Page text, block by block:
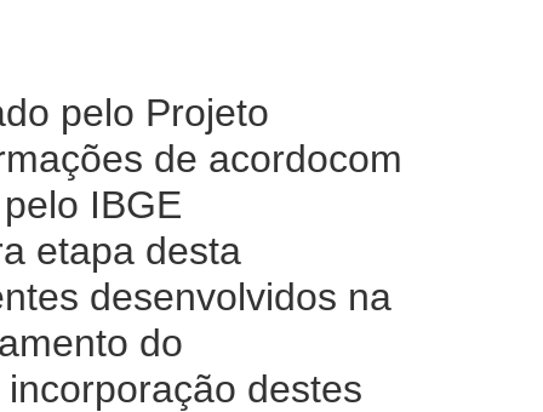
pelo Projeto
de acordocom
IBGE
etapa desta
desenvolvidos na
do
destes